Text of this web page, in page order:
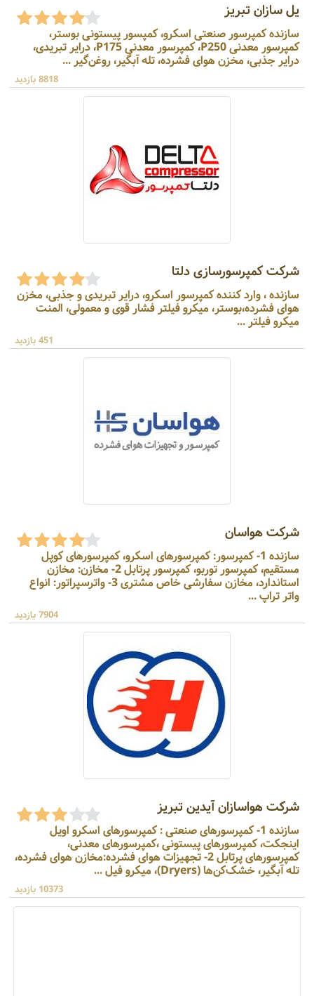
یل سازان تبریز
سازنده کمپرسور صنعتی اسکرو، کمپسور پیستونی بوستر،
کمپرسور معدنی P250، کمپرسور معدنی P175، درایر تبریدی،
درایر جذبی، مخزن هوای فشرده، تله آبگیر، روغن‌گیر ...
8818 بازدید
شرکت کمپرسورسازی دلتا
سازنده ، وارد کننده کمپرسور اسکرو، درایر تبریدی و جذبی، مخزن
هوای فشرده،بوستر، میکرو فیلتر فشار قوی و معمولی، المنت
میکرو فیلتر ...
451 بازدید
شرکت هواسان
سازنده 1- کمپرسور: کمپرسورهای اسکرو، کمپرسورهای کوپل
مستقیم، کمپرسور توربو، کمپرسور پرتابل 2- مخازن: مخازن
استاندارد، مخازن سفارشی خاص مشتری 3- واترسپراتور: انواع
واتر تراپ ...
7904 بازدید
شرکت هواسازان آیدین تبریز
سازنده 1- کمپرسورهای صنعتی : کمپرسورهای اسکرو اویل
اینجکت، کمپرسورهای پیستونی ،کمپرسورهای معدنی،
کمپرسورهای پرتابل 2- تجهیزات هوای فشرده:مخازن هوای فشرده،
تله آبگیر، خشک‌کن‌ها (Dryers)، میکرو فیل ...
10373 بازدید